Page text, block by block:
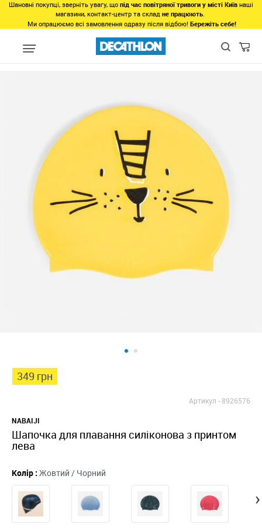
Шановні покупці, зверніть увагу, що під час повітряної тривоги у місті Київ наші
магазини, контакт-центр та склад не працюють.
Ми опрацюємо всі замовлення одразу після відбою! Бережіть себе!
Види спорту Водні види спорту Плавання у басейні
349 грн
Артикул -8926576
NABAIJI
Шапочка для плавання силіконова з принтом
лева
Колір : Жовтий / Чорний
›